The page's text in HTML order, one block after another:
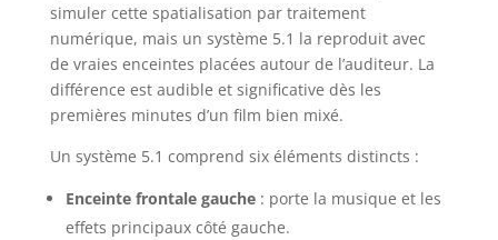
simuler cette spatialisation par traitement
numérique, mais un système 5.1 la reproduit avec
de vraies enceintes placées autour de l’auditeur. La
différence est audible et significative dès les
premières minutes d’un film bien mixé.
Un système 5.1 comprend six éléments distincts :
Enceinte frontale gauche: porte la musique et les
effets principaux côté gauche.